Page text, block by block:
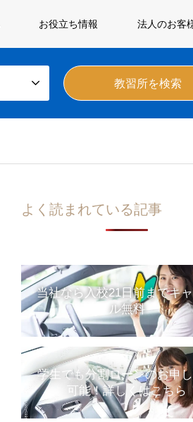
お役立ち情報 法人のお客
よく読まれている記事
当社なら入校21日前までキ
ル無料
学生でも分割ローンのお申
可能！詳しくはこちら